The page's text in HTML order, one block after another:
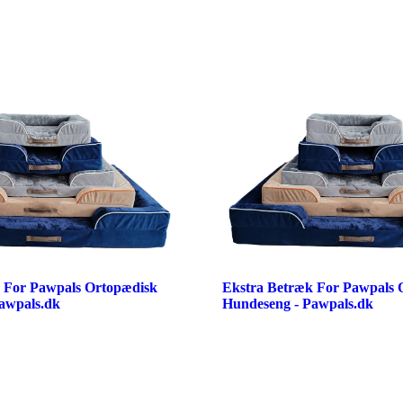
Pawpals Ortopædisk
Ekstra Betræk For Pawpals
Hundeseng - Pawpals.dk